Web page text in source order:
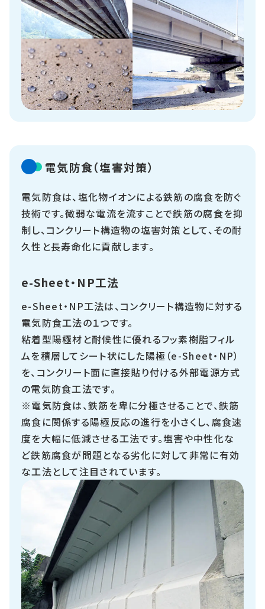
電気防食（塩害対策）
電気防食は、塩化物イオンによる鉄筋の腐食を防ぐ
技術です。微弱な電流を流すことで鉄筋の腐食を抑
制し、コンクリート構造物の塩害対策として、その耐
久性と長寿命化に貢献します。
e-Sheet・NP工法
e-Sheet・NP工法は、コンクリート構造物に対する
電気防食工法の１つです。
粘着型陽極材と耐候性に優れるフッ素樹脂フィル
ムを積層してシート状にした陽極（e-Sheet・NP）
を、コンクリート面に直接貼り付ける外部電源方式
の電気防食工法です。
※電気防食は、鉄筋を卑に分極させることで、鉄筋
腐食に関係する陽極反応の進行を小さくし、腐食速
度を大幅に低減させる工法です。塩害や中性化な
ど鉄筋腐食が問題となる劣化に対して非常に有効
な工法として注目されています。